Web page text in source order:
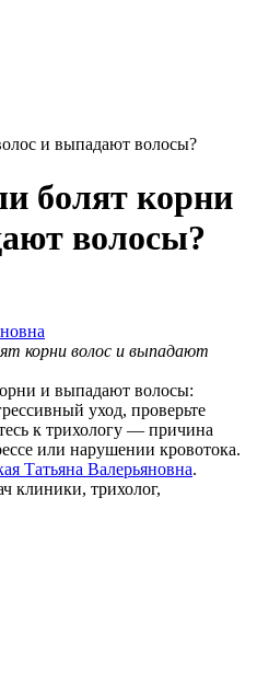
и выпадают волосы?
болят корни
волосы?
корни волос и выпадают
и выпадают волосы:
уход, проверьте
к трихологу — причина
или нарушении кровотока.
Татьяна Валерьяновна.
клиники, трихолог,